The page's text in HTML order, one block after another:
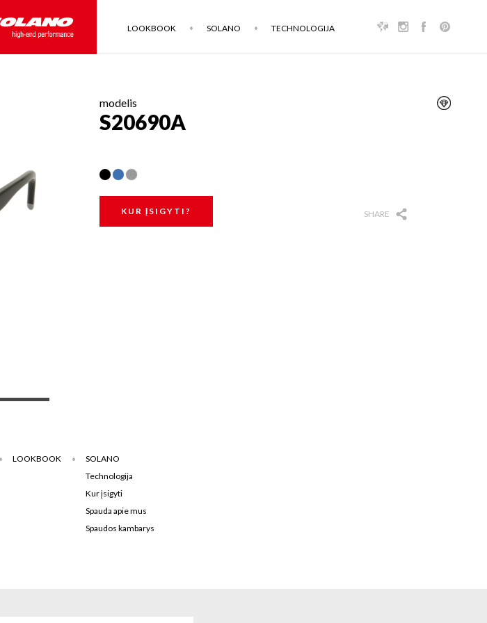
LOOKBOOK SOLANO TECHNOLOGIJA
modelis
S20690A
KUR ĮSIGYTI? SHARE
LOOKBOOK
SOLANO
Technologija
Kur įsigyti
Spauda apie mus
Spaudos kambarys